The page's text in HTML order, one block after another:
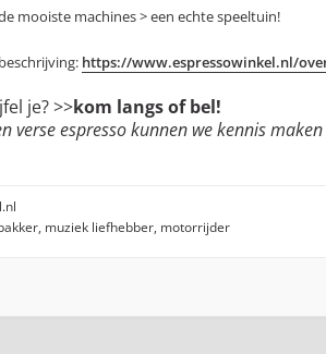
mooiste machines > een echte speeltuin!
https://www.espressowinkel.nl/
je? >>kom langs of bel!
verse espresso kunnen we kennis
muziek liefhebber, motorrijder